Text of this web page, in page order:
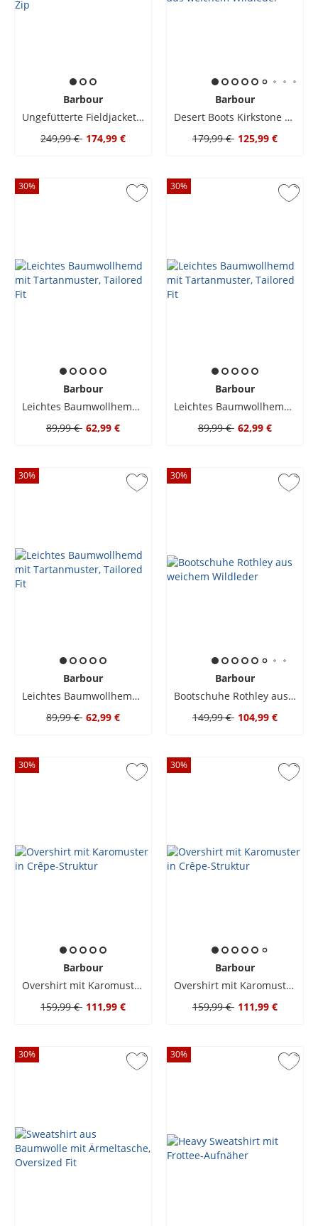
Barbour
Ungefütterte Fieldjacket mit Druckknopfleiste und Zip
249,99 € 174,99 €
Barbour
Desert Boots Kirkstone aus weichem Wildleder
179,99 € 125,99 €
30%
Barbour
Leichtes Baumwollhemd mit Tartanmuster, Tailored Fit
89,99 € 62,99 €
30%
Barbour
Leichtes Baumwollhemd mit Tartanmuster, Tailored Fit
89,99 € 62,99 €
30%
Barbour
Leichtes Baumwollhemd mit Tartanmuster, Tailored Fit
89,99 € 62,99 €
30%
Barbour
Bootschuhe Rothley aus weichem Wildleder
149,99 € 104,99 €
30%
Barbour
Overshirt mit Karomuster in Crêpe-Struktur
159,99 € 111,99 €
30%
Barbour
Overshirt mit Karomuster in Crêpe-Struktur
159,99 € 111,99 €
30% 30%